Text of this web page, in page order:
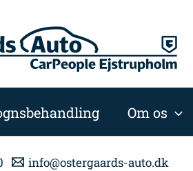
Om os
info@ostergaards-auto.dk